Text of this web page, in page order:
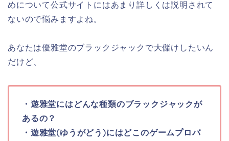
めについて公式サイトにはあまり詳しくは説明されて
ないので悩みますよね。
あなたは優雅堂のブラックジャックで大儲けしたいん
だけど、
・遊雅堂にはどんな種類のブラックジャックが
あるの？
・遊雅堂(ゆうがどう)にはどこのゲームプロバ